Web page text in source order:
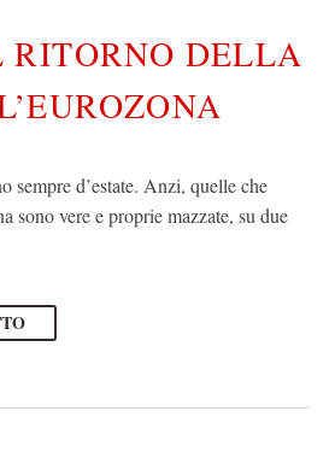
RITORNO DELLA
sempre d’estate. Anzi, quelle che
sono vere e proprie mazzate, su due